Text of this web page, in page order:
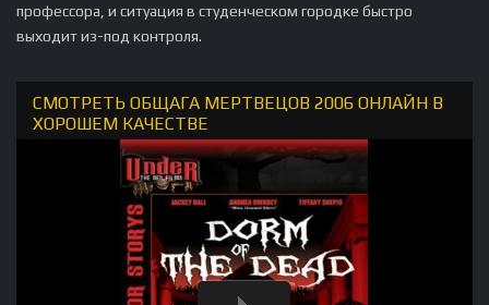
профессора, и ситуация в студенческом городке быстро
выходит из-под контроля.
СМОТРЕТЬ ОБЩАГА МЕРТВЕЦОВ 2006 ОНЛАЙН В
ХОРОШЕМ КАЧЕСТВЕ